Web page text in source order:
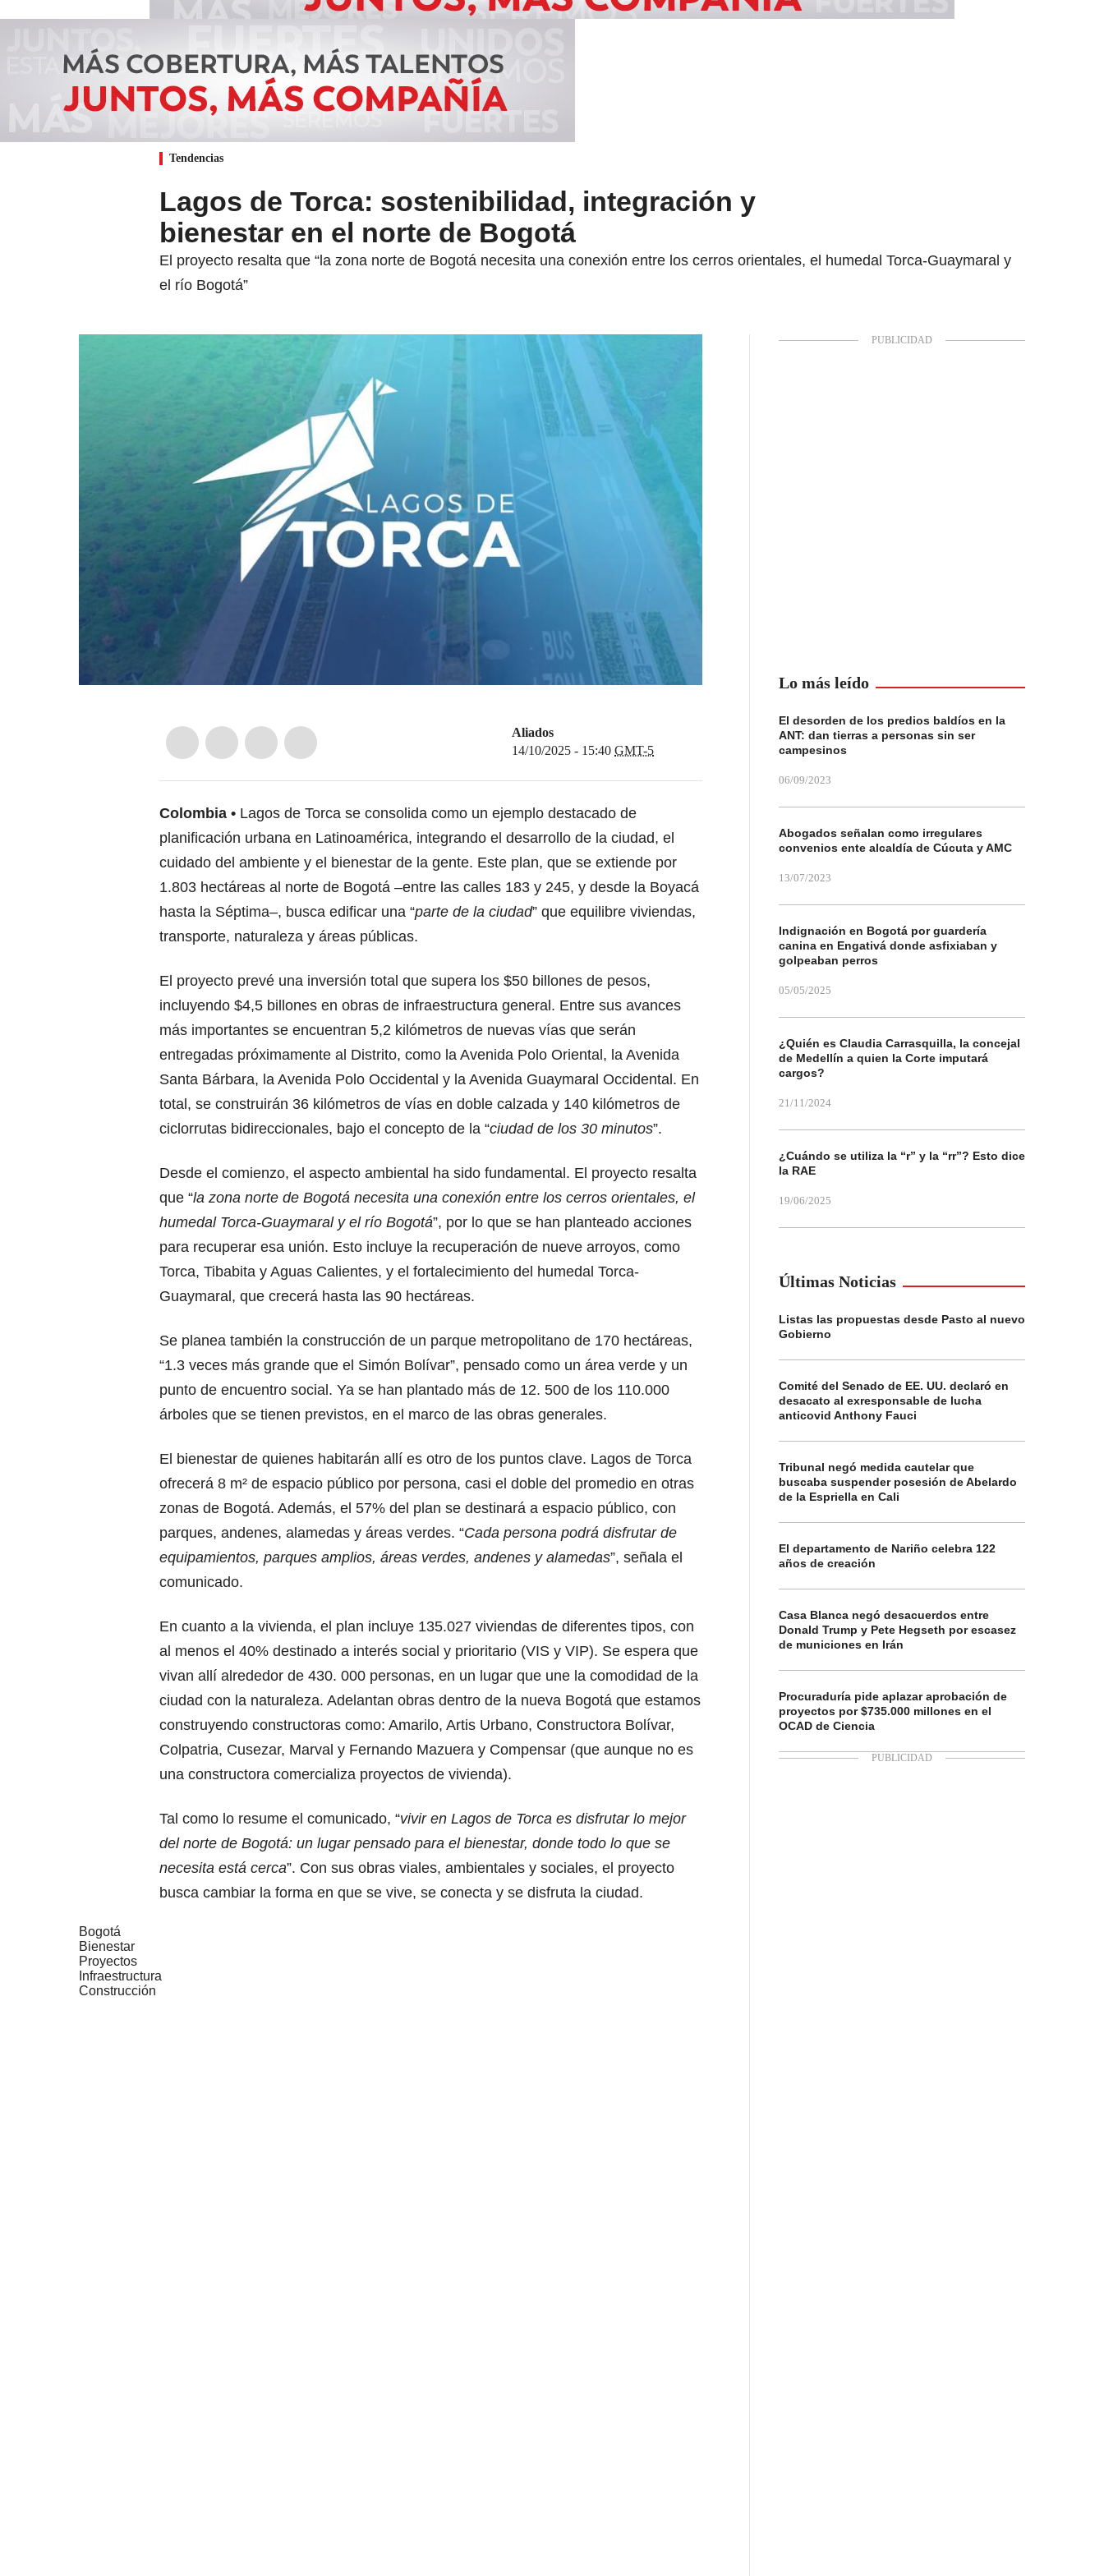
Tendencias
Lagos de Torca: sostenibilidad, integración y
bienestar en el norte de Bogotá
El proyecto resalta que “la zona norte de Bogotá necesita una conexión entre los cerros orientales, el humedal Torca-Guaymaral y
el río Bogotá”
Aliados
14/10/2025 - 15:40 GMT-5
Colombia
Lagos de Torca se consolida como un ejemplo destacado de
planificación urbana en Latinoamérica, integrando el desarrollo de la ciudad, el
cuidado del ambiente y el bienestar de la gente. Este plan, que se extiende por
1.803 hectáreas al norte de Bogotá –entre las calles 183 y 245, y desde la Boyacá
hasta la Séptima–, busca edificar una “parte de la ciudad” que equilibre viviendas,
transporte, naturaleza y áreas públicas.
El proyecto prevé una inversión total que supera los $50 billones de pesos,
incluyendo $4,5 billones en obras de infraestructura general. Entre sus avances
más importantes se encuentran 5,2 kilómetros de nuevas vías que serán
entregadas próximamente al Distrito, como la Avenida Polo Oriental, la Avenida
Santa Bárbara, la Avenida Polo Occidental y la Avenida Guaymaral Occidental. En
total, se construirán 36 kilómetros de vías en doble calzada y 140 kilómetros de
ciclorrutas bidireccionales, bajo el concepto de la “ciudad de los 30 minutos”.
Desde el comienzo, el aspecto ambiental ha sido fundamental. El proyecto resalta
que “la zona norte de Bogotá necesita una conexión entre los cerros orientales, el
humedal Torca-Guaymaral y el río Bogotá”, por lo que se han planteado acciones
para recuperar esa unión. Esto incluye la recuperación de nueve arroyos, como
Torca, Tibabita y Aguas Calientes, y el fortalecimiento del humedal Torca-
Guaymaral, que crecerá hasta las 90 hectáreas.
Se planea también la construcción de un parque metropolitano de 170 hectáreas,
“1.3 veces más grande que el Simón Bolívar”, pensado como un área verde y un
punto de encuentro social. Ya se han plantado más de 12. 500 de los 110.000
árboles que se tienen previstos, en el marco de las obras generales.
El bienestar de quienes habitarán allí es otro de los puntos clave. Lagos de Torca
ofrecerá 8 m² de espacio público por persona, casi el doble del promedio en otras
zonas de Bogotá. Además, el 57% del plan se destinará a espacio público, con
parques, andenes, alamedas y áreas verdes. “Cada persona podrá disfrutar de
equipamientos, parques amplios, áreas verdes, andenes y alamedas”, señala el
comunicado.
En cuanto a la vivienda, el plan incluye 135.027 viviendas de diferentes tipos, con
al menos el 40% destinado a interés social y prioritario (VIS y VIP). Se espera que
vivan allí alrededor de 430. 000 personas, en un lugar que une la comodidad de la
ciudad con la naturaleza. Adelantan obras dentro de la nueva Bogotá que estamos
construyendo constructoras como: Amarilo, Artis Urbano, Constructora Bolívar,
Colpatria, Cusezar, Marval y Fernando Mazuera y Compensar (que aunque no es
una constructora comercializa proyectos de vivienda).
Tal como lo resume el comunicado, “vivir en Lagos de Torca es disfrutar lo mejor
del norte de Bogotá: un lugar pensado para el bienestar, donde todo lo que se
necesita está cerca”. Con sus obras viales, ambientales y sociales, el proyecto
busca cambiar la forma en que se vive, se conecta y se disfruta la ciudad.
Bogotá
Bienestar
Proyectos
Infraestructura
Construcción
Lo más leído
El desorden de los predios baldíos en la
ANT: dan tierras a personas sin ser
campesinos
06/09/2023
Abogados señalan como irregulares
convenios ente alcaldía de Cúcuta y AMC
13/07/2023
Indignación en Bogotá por guardería
canina en Engativá donde asfixiaban y
golpeaban perros
05/05/2025
¿Quién es Claudia Carrasquilla, la concejal
de Medellín a quien la Corte imputará
cargos?
21/11/2024
¿Cuándo se utiliza la “r” y la “rr”? Esto dice
la RAE
19/06/2025
Últimas Noticias
Listas las propuestas desde Pasto al nuevo
Gobierno
Comité del Senado de EE. UU. declaró en
desacato al exresponsable de lucha
anticovid Anthony Fauci
Tribunal negó medida cautelar que
buscaba suspender posesión de Abelardo
de la Espriella en Cali
El departamento de Nariño celebra 122
años de creación
Casa Blanca negó desacuerdos entre
Donald Trump y Pete Hegseth por escasez
de municiones en Irán
Procuraduría pide aplazar aprobación de
proyectos por $735.000 millones en el
OCAD de Ciencia